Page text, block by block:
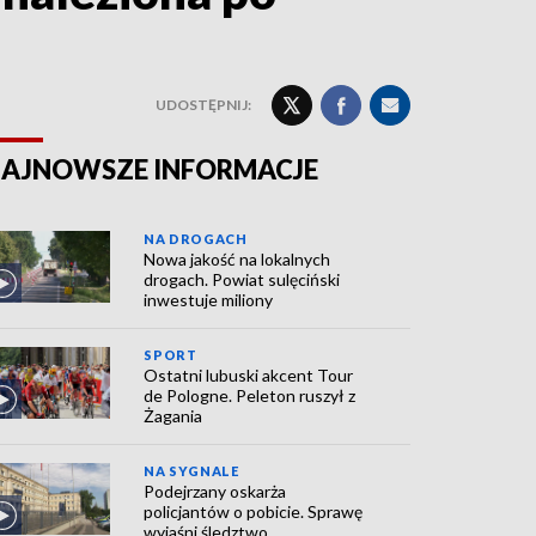
UDOSTĘPNIJ:
INFORMACJE
NA DROGACH
Nowa jakość na lokalnych
drogach. Powiat sulęciński
inwestuje miliony
SPORT
Ostatni lubuski akcent Tour
de Pologne. Peleton ruszył z
Żagania
NA SYGNALE
Podejrzany oskarża
policjantów o pobicie. Sprawę
wyjaśni śledztwo